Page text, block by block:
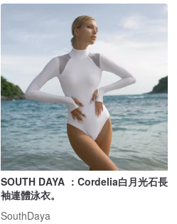
SOUTH DAYA ：Cordelia白月光石長
袖連體泳衣。
SouthDaya